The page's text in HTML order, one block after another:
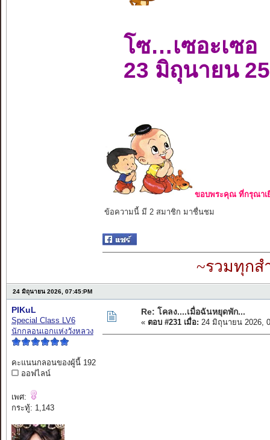
โซ…เซอะเซอ
23 มิถุนายน
ขอบพระคุณ ที่กรุณาเ
ข้อความนี้ มี 2 สมาชิก มาชื่นชม
~รวมทุกส
24 มิถุนายน 2026, 07:45:PM
PIKuL
Special Class LV6
นักกลอนเอกแห่งวังหลวง
คะแนนกลอนของผู้นี้ 192
ออฟไลน์
เพศ:
กระทู้: 1,143
Re: โคลง....เมื่อฉันหยุดพัก...
« ตอบ #231 เมื่อ: 24 มิถุนายน 2026,